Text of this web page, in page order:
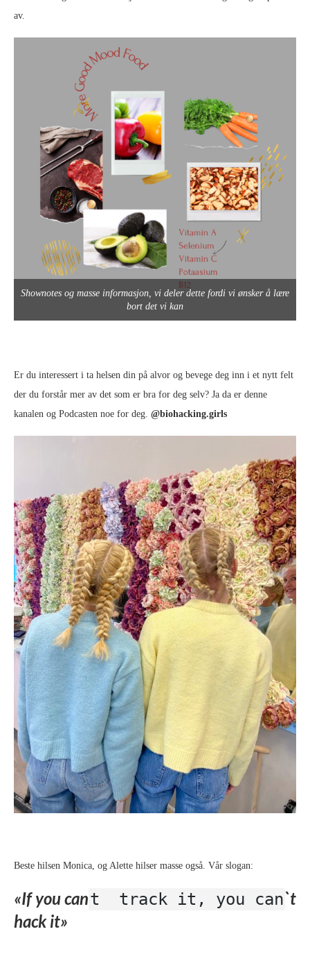
av.
Shownotes og masse informasjon, vi deler dette fordi vi ønsker å lære
bort det vi kan
Er du interessert i ta helsen din på alvor og bevege deg inn i et nytt felt
der du forstår mer av det som er bra for deg selv? Ja da er denne
kanalen og Podcasten noe for deg. @biohacking.girls
Beste hilsen Monica, og Alette hilser masse også. Vår slogan:
«If you cant track it, you can`t
hack it»